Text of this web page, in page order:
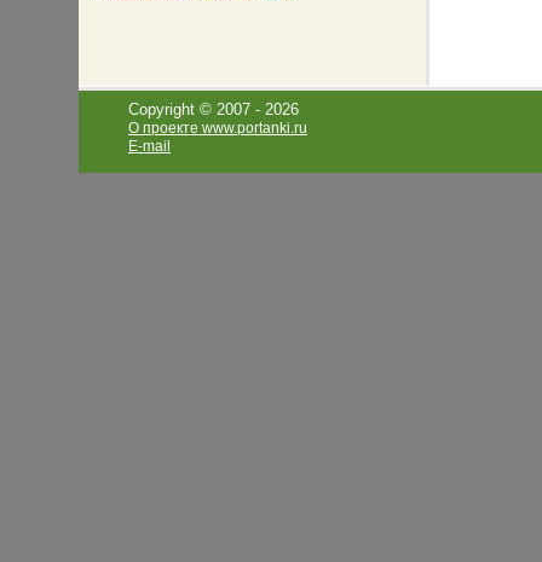
Copyright © 2007 - 2026
О проекте www.portanki.ru
E-mail